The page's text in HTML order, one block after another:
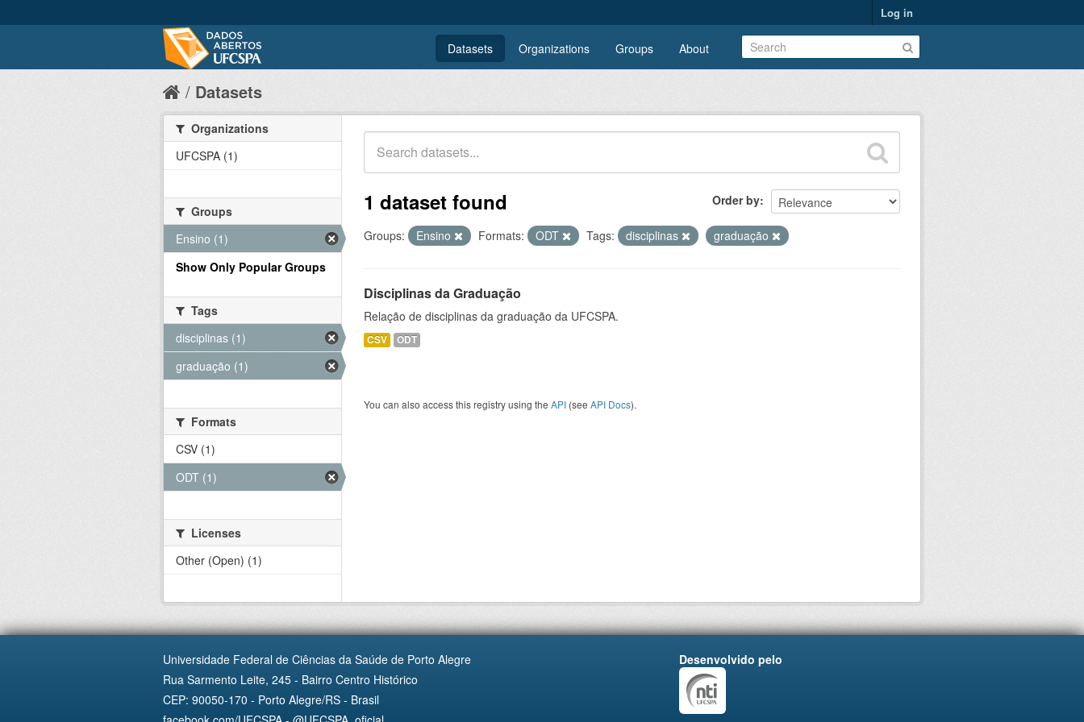
Log in
Datasets Organizations Groups About
Datasets
Order by
1 dataset found
Groups: Ensino Formats: ODT Tags: disciplinas graduação
Disciplinas da Graduação
Relação de disciplinas da graduação da UFCSPA.
CSV ODT
You can also access this registry using the API (see API Docs).
Organizations
UFCSPA (1)
Groups
Ensino (1)
Show Only Popular Groups
Tags
disciplinas (1)
graduação (1)
Formats
CSV (1)
ODT (1)
Licenses
Other (Open) (1)
Universidade Federal de Ciências da Saúde de Porto Alegre
Rua Sarmento Leite, 245 - Bairro Centro Histórico
CEP: 90050-170 - Porto Alegre/RS - Brasil
Desenvolvido pelo